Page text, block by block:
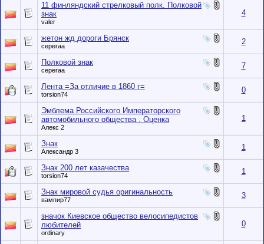
11 финляндский стрелковый полк. Полковой
знак
valer
4
жетон жд дороги Брянск
серегаа 2
Полковой знак
серегаа 7
Лента =За отличие в 1860 г=
torsion74 0
Эмблема Российского Императорского
автомобильного общества . Оценка
Алекс 2
1
Знак
Александр 3 1
Знак 200 лет казачества
torsion74 1
Знак мировой судья оригинальность
вампир77 3
значок Киевское общество велосипедистов
любителей
ordinary
0